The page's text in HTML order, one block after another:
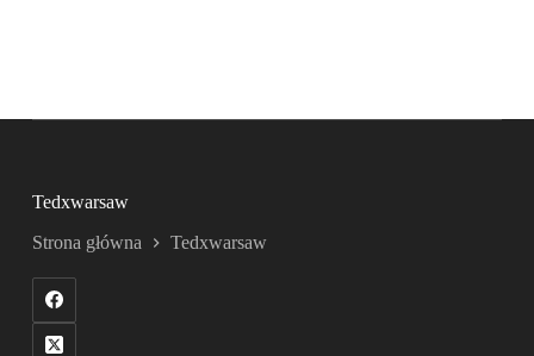
Tedxwarsaw
Strona główna Tedxwarsaw